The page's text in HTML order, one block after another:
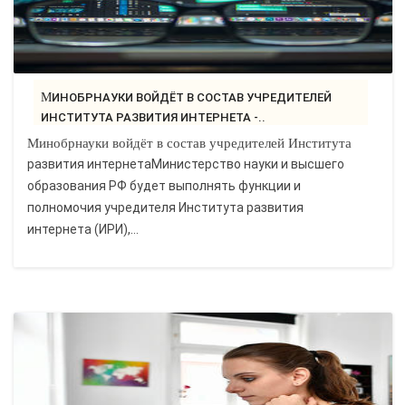
МИНОБРНАУКИ ВОЙДЁТ В СОСТАВ УЧРЕДИТЕЛЕЙ
ИНСТИТУТА РАЗВИТИЯ ИНТЕРНЕТА -..
Минобрнауки войдёт в состав учредителей Института
развития интернетаМинистерство науки и высшего
образования РФ будет выполнять функции и
полномочия учредителя Института развития
интернета (ИРИ),...